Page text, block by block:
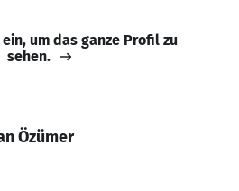
um das ganze Profil zu
sehen.
Özümer